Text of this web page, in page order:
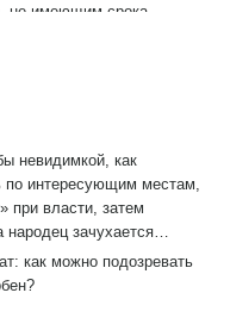
не имеющим срока
серьёзно, но
остаётся только
«рыба с головы
невидимкой, как
по интересующим местам,
при власти, затем
народец зачухается…
как можно подозревать